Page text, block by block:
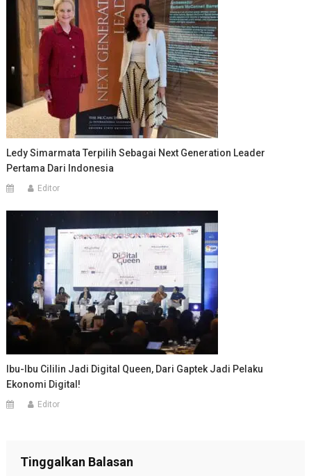
Ledy Simarmata Terpilih Sebagai Next Generation Leader
Pertama Dari Indonesia
Editor
Ibu-Ibu Cililin Jadi Digital Queen, Dari Gaptek Jadi Pelaku
Ekonomi Digital!
Editor
Tinggalkan Balasan